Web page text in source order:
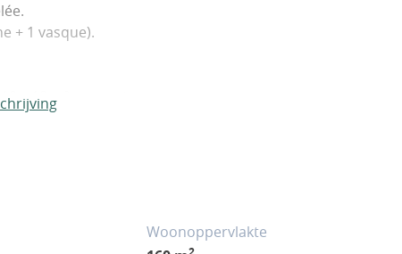
+ 1 vasque).
– 18 m² parquet.
+ 1 vasque) et wc séparés.
– Porte automatisée.
Woonoppervlakte